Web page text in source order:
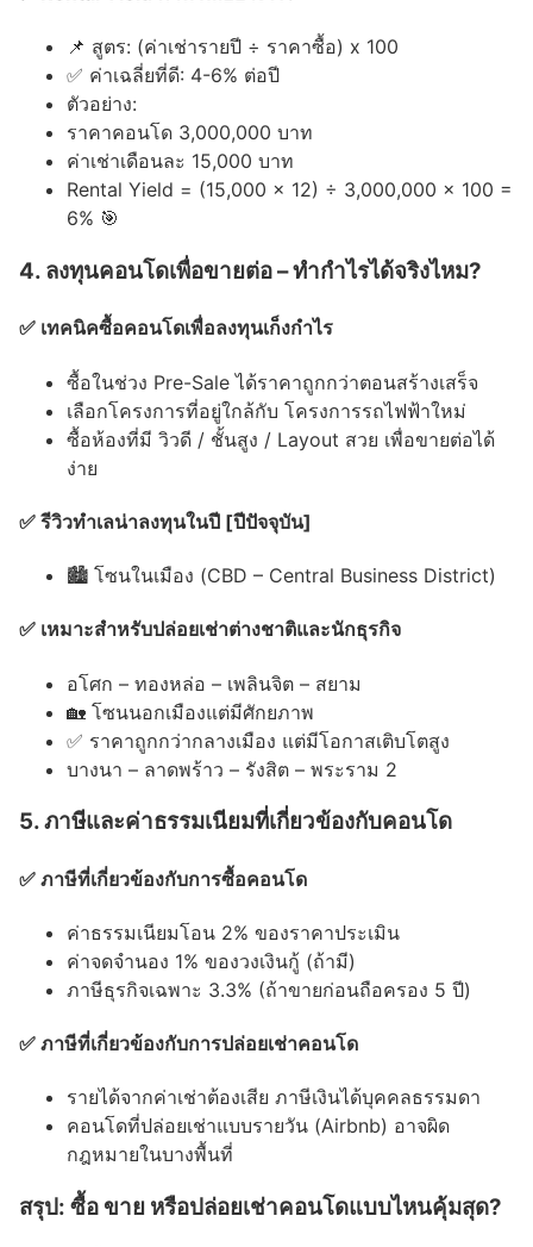
📌 สูตร: (ค่าเช่ารายปี ÷ ราคาซื้อ) x 100
✅ ค่าเฉลี่ยที่ดี: 4-6% ต่อปี
ตัวอย่าง:
ราคาคอนโด 3,000,000 บาท
ค่าเช่าเดือนละ 15,000 บาท
Rental Yield = (15,000 x 12) ÷ 3,000,000 x 100 =
6% 🎯
4. ลงทุนคอนโดเพื่อขายต่อ – ทำกำไรได้จริงไหม?
✅ เทคนิคซื้อคอนโดเพื่อลงทุนเก็งกำไร
ซื้อในช่วง Pre-Sale ได้ราคาถูกกว่าตอนสร้างเสร็จ
เลือกโครงการที่อยู่ใกล้กับ โครงการรถไฟฟ้าใหม่
ซื้อห้องที่มี วิวดี / ชั้นสูง / Layout สวย เพื่อขายต่อได้
ง่าย
✅ รีวิวทำเลน่าลงทุนในปี [ปีปัจจุบัน]
🏙 โซนในเมือง (CBD – Central Business District)
✅ เหมาะสำหรับปล่อยเช่าต่างชาติและนักธุรกิจ
อโศก – ทองหล่อ – เพลินจิต – สยาม
🏡 โซนนอกเมืองแต่มีศักยภาพ
✅ ราคาถูกกว่ากลางเมือง แต่มีโอกาสเติบโตสูง
บางนา – ลาดพร้าว – รังสิต – พระราม 2
5. ภาษีและค่าธรรมเนียมที่เกี่ยวข้องกับคอนโด
✅ ภาษีที่เกี่ยวข้องกับการซื้อคอนโด
ค่าธรรมเนียมโอน 2% ของราคาประเมิน
ค่าจดจำนอง 1% ของวงเงินกู้ (ถ้ามี)
ภาษีธุรกิจเฉพาะ 3.3% (ถ้าขายก่อนถือครอง 5 ปี)
✅ ภาษีที่เกี่ยวข้องกับการปล่อยเช่าคอนโด
รายได้จากค่าเช่าต้องเสีย ภาษีเงินได้บุคคลธรรมดา
คอนโดที่ปล่อยเช่าแบบรายวัน (Airbnb) อาจผิด
กฎหมายในบางพื้นที่
สรุป: ซื้อ ขาย หรือปล่อยเช่าคอนโดแบบไหนคุ้มสุด?